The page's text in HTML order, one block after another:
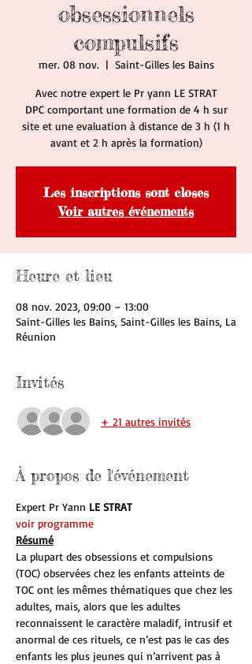
obsessionnels
compulsifs
mer. 08 nov.
  |
Saint-Gilles les Bains
Avec notre expert le Pr yann LE STRAT
DPC comportant une formation de 4 h sur
site et une evaluation à distance de 3 h (1 h
avant et 2 h après la formation)
Les inscriptions sont closes
Voir autres événements
Heure et lieu
08 nov. 2023, 09:00 – 13:00
Saint-Gilles les Bains, Saint-Gilles les Bains, La
Réunion
Invités
+ 21 autres invités
À propos de l'événement
Expert Pr Yann LE STRAT
voir programme
Résumé
La plupart des obsessions et compulsions
(TOC) observées chez les enfants atteints de
TOC ont les mêmes thématiques que chez les
adultes, mais, alors que les adultes
reconnaissent le caractère maladif, intrusif et
anormal de ces rituels, ce n’est pas le cas des
enfants les plus jeunes qui n’arrivent pas à